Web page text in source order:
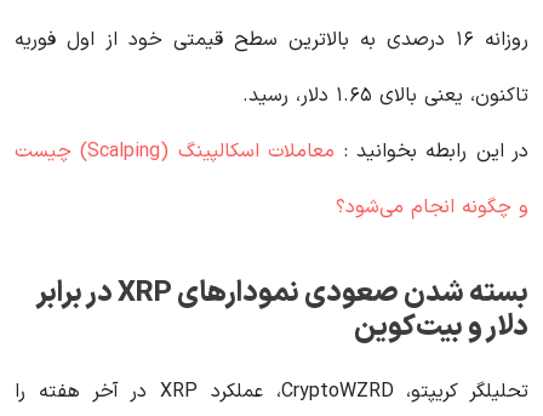
روزانه ۱۶ درصدی به بالاترین سطح قیمتی خود از اول فوریه
تاکنون، یعنی بالای ۱.۶۵ دلار، رسید.
در این رابطه بخوانید‌ :
معاملات اسکالپینگ (Scalping) چیست
و چگونه انجام می‌شود؟
بسته شدن صعودی نمودارهای XRP در برابر
دلار و بیت‌کوین
تحلیلگر کریپتو، CryptoWZRD، عملکرد XRP در آخر هفته را